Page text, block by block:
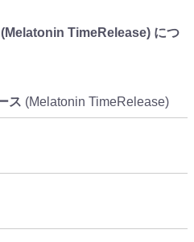
TimeRelease) につ
ス (Melatonin TimeRelease)